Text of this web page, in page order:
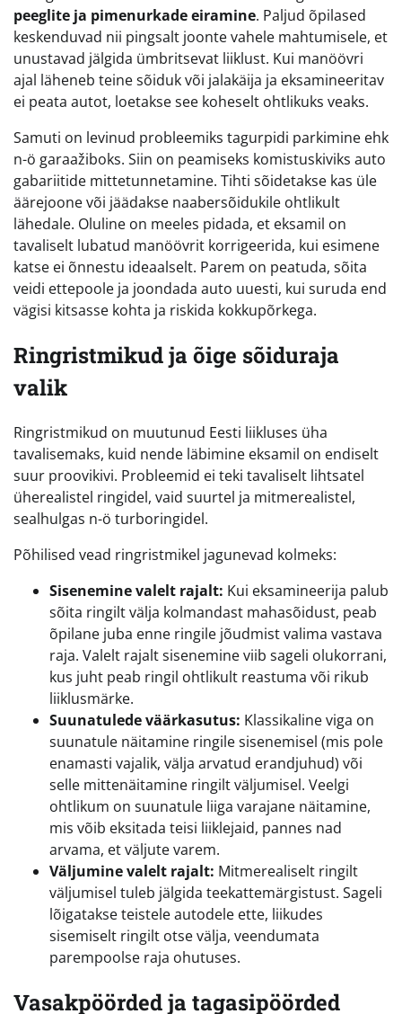
peeglite ja pimenurkade eiramine. Paljud õpilased
keskenduvad nii pingsalt joonte vahele mahtumisele, et
unustavad jälgida ümbritsevat liiklust. Kui manöövri
ajal läheneb teine sõiduk või jalakäija ja eksamineeritav
ei peata autot, loetakse see koheselt ohtlikuks veaks.
Samuti on levinud probleemiks tagurpidi parkimine ehk
n-ö garaažiboks. Siin on peamiseks komistuskiviks auto
gabariitide mittetunnetamine. Tihti sõidetakse kas üle
äärejoone või jäädakse naabersõidukile ohtlikult
lähedale. Oluline on meeles pidada, et eksamil on
tavaliselt lubatud manöövrit korrigeerida, kui esimene
katse ei õnnestu ideaalselt. Parem on peatuda, sõita
veidi ettepoole ja joondada auto uuesti, kui suruda end
vägisi kitsasse kohta ja riskida kokkupõrkega.
Ringristmikud ja õige sõiduraja
valik
Ringristmikud on muutunud Eesti liikluses üha
tavalisemaks, kuid nende läbimine eksamil on endiselt
suur proovikivi. Probleemid ei teki tavaliselt lihtsatel
üherealistel ringidel, vaid suurtel ja mitmerealistel,
sealhulgas n-ö turboringidel.
Põhilised vead ringristmikel jagunevad kolmeks:
Sisenemine valelt rajalt: Kui eksamineerija palub
sõita ringilt välja kolmandast mahasõidust, peab
õpilane juba enne ringile jõudmist valima vastava
raja. Valelt rajalt sisenemine viib sageli olukorrani,
kus juht peab ringil ohtlikult reastuma või rikub
liiklusmärke.
Suunatulede väärkasutus: Klassikaline viga on
suunatule näitamine ringile sisenemisel (mis pole
enamasti vajalik, välja arvatud erandjuhud) või
selle mittenäitamine ringilt väljumisel. Veelgi
ohtlikum on suunatule liiga varajane näitamine,
mis võib eksitada teisi liiklejaid, pannes nad
arvama, et väljute varem.
Väljumine valelt rajalt: Mitmerealiselt ringilt
väljumisel tuleb jälgida teekattemärgistust. Sageli
lõigatakse teistele autodele ette, liikudes
sisemiselt ringilt otse välja, veendumata
parempoolse raja ohutuses.
Vasakpöörded ja tagasipöörded